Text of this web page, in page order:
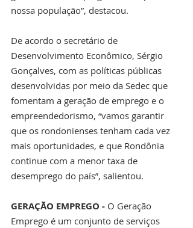
nossa população”, destacou.
De acordo o secretário de
Desenvolvimento Econômico, Sérgio
Gonçalves, com as políticas públicas
desenvolvidas por meio da Sedec que
fomentam a geração de emprego e o
empreendedorismo, “vamos garantir
que os rondonienses tenham cada vez
mais oportunidades, e que Rondônia
continue com a menor taxa de
desemprego do país”, salientou.
GERAÇÃO EMPREGO - O Geração
Emprego é um conjunto de serviços